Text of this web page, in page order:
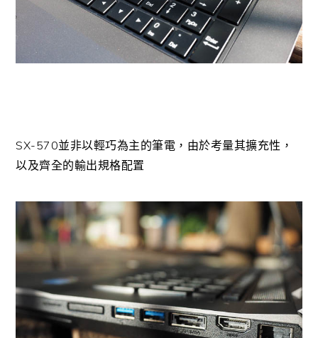
SX-570並非以輕巧為主的筆電，由於考量其擴充性，
以及齊全的輸出規格配置